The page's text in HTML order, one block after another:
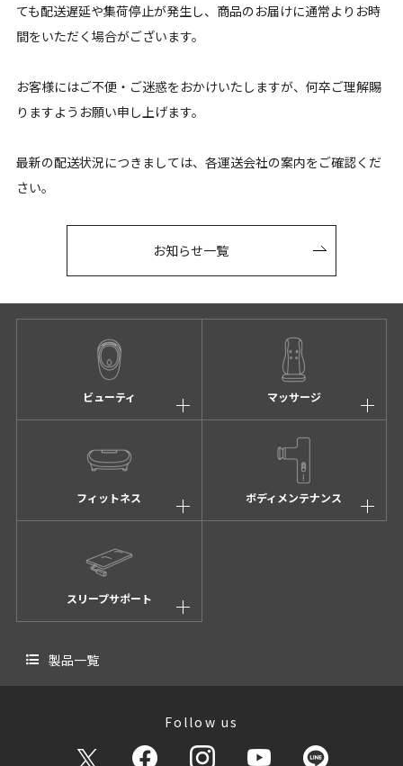
ても配送遅延や集荷停止が発生し、商品のお届けに通常よりお時
間をいただく場合がございます。
お客様にはご不便・ご迷惑をおかけいたしますが、何卒ご理解賜
りますようお願い申し上げます。
最新の配送状況につきましては、各運送会社の案内をご確認くだ
さい。
お知らせ一覧
ビューティ マッサージ
フィットネス ボディメンテナンス
スリープサポート
製品一覧
Follow us